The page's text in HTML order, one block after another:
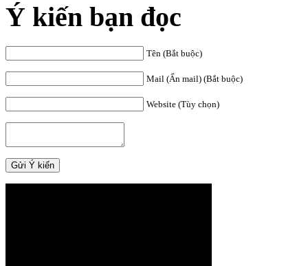
Ý kiến bạn đọc
Tên (Bắt buộc)
Mail (Ẩn mail) (Bắt buộc)
Website (Tùy chọn)